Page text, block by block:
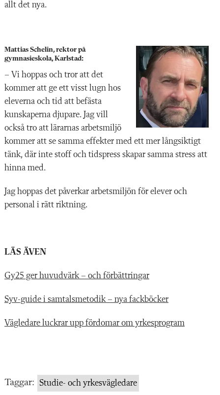
allt det nya.
Mattias Schelin, rektor på
gymnasieskola, Karlstad:
– Vi hoppas och tror att det
kommer att ge ett visst lugn hos
eleverna och tid att befästa
kunskaperna djupare. Jag vill
också tro att lärarnas arbetsmiljö
kommer att se samma effekter med ett mer långsiktigt
tänk, där inte stoff och tidspress skapar samma stress att
hinna med.
Jag hoppas det påverkar arbetsmiljön för elever och
personal i rätt riktning.
LÄS ÄVEN
Gy25 ger huvudvärk – och förbättringar
Syv-guide i samtalsmetodik – nya fackböcker
Vägledare luckrar upp fördomar om yrkesprogram
Taggar: Studie- och yrkesvägledare